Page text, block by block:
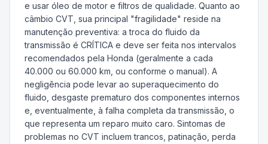
e usar óleo de motor e filtros de qualidade. Quanto ao
câmbio CVT, sua principal "fragilidade" reside na
manutenção preventiva: a troca do fluido da
transmissão é CRÍTICA e deve ser feita nos intervalos
recomendados pela Honda (geralmente a cada
40.000 ou 60.000 km, ou conforme o manual). A
negligência pode levar ao superaquecimento do
fluido, desgaste prematuro dos componentes internos
e, eventualmente, à falha completa da transmissão, o
que representa um reparo muito caro. Sintomas de
problemas no CVT incluem trancos, patinação, perda